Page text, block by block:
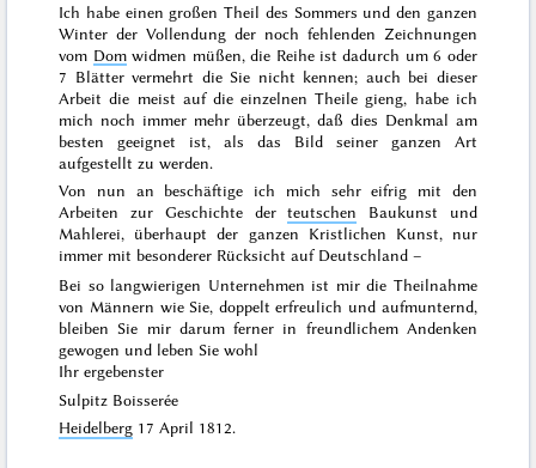
Ich habe einen großen Theil des Sommers und den ganzen
Winter der Vollendung der noch fehlenden Zeichnungen
vom Domwidmen müßen, die Reihe ist dadurch um 6 oder
7 Blätter vermehrt die Sie nicht kennen; auch bei dieser
Arbeit die meist auf die einzelnen Theile gieng, habe ich
mich noch immer mehr überzeugt, daß dies Denkmal am
besten geeignet ist, als das Bild seiner ganzen Art
aufgestellt zu werden.
Von nun an beschäftige ich mich sehr eifrig mit den
Arbeiten zur Geschichte derteutschen Baukunst und
Mahlerei, überhaupt der ganzen Kristlichen Kunst, nur
immer mit besonderer Rücksicht auf Deutschland –
Bei so langwierigen Unternehmen ist mir die Theilnahme
von Männern wie Sie, doppelt erfreulich und aufmunternd,
bleiben Sie mir darum ferner in freundlichem Andenken
gewogen und leben Sie wohl
Ihr ergebenster
Sulpitz Boisserée
Heidelberg 17 April 1812.